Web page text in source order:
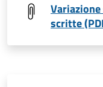
scritte